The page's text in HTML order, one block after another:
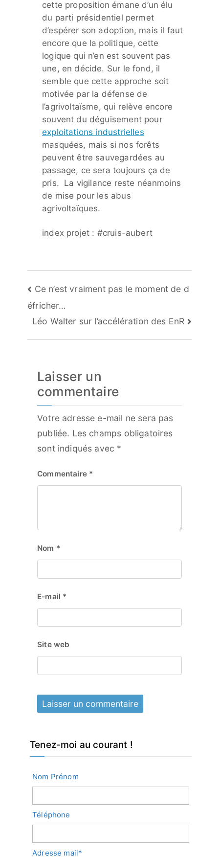
cette proposition émane d’un élu
du parti présidentiel permet
d’espérer son adoption, mais il faut
encore que la politique, cette
logique qui n’en est souvent pas
une, en décide. Sur le fond, il
semble que cette approche soit
motivée par la défense de
l’agrivoltaïsme, qui relève encore
souvent du déguisement pour
exploitations industrielles
masquées, mais si nos forêts
peuvent être sauvegardées au
passage, ce sera toujours ça de
pris. La vigilance reste néanmoins
de mise pour les abus
agrivoltaïques.
index projet : #cruis-aubert
Navigation
de
l’article
Ce n’est vraiment pas le moment de d
éfricher…
Léo Walter sur l’accélération des EnR
Laisser un
commentaire
Votre adresse e-mail ne sera pas
publiée. Les champs obligatoires
sont indiqués avec *
Commentaire *
Nom *
E-mail *
Site web
Tenez-moi au courant !
Nom Prénom
Téléphone
Adresse mail*